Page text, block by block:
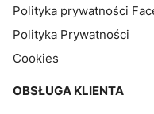
Polityka prywatności
Polityka Prywatności
Cookies
OBSŁUGA KLIENTA